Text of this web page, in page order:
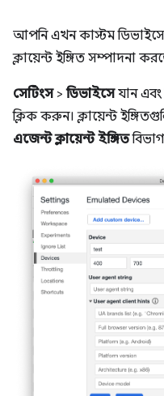
আপনি এখন কাস্টম
ক্লায়েন্ট ইঙ্গিত সম্পাদনা
সেটিংস>ডিভাইসেযান এবং
ক্লিক করুন। ক্লায়েন্ট
এজেন্ট ক্লায়েন্ট ইঙ্গিত